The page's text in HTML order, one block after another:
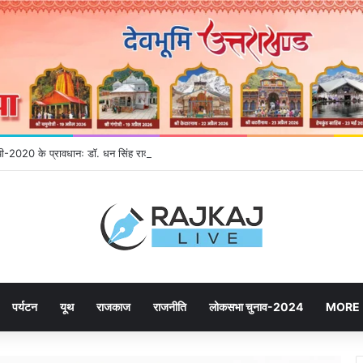
2020 के प्रावधानः डाॅ. धन सिंह रावत
पर्यटन यूथ राजकाज राजनीति लोकसभा चुनाव-2024 MORE